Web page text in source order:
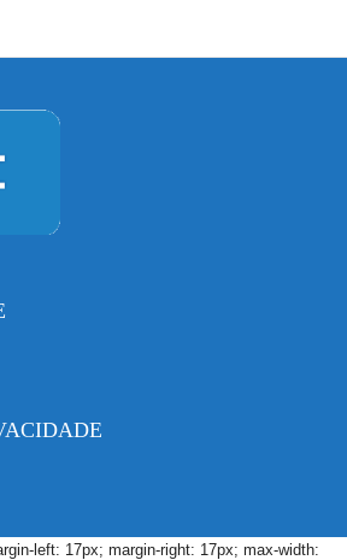
left: 17px; margin-right: 17px; max-width: